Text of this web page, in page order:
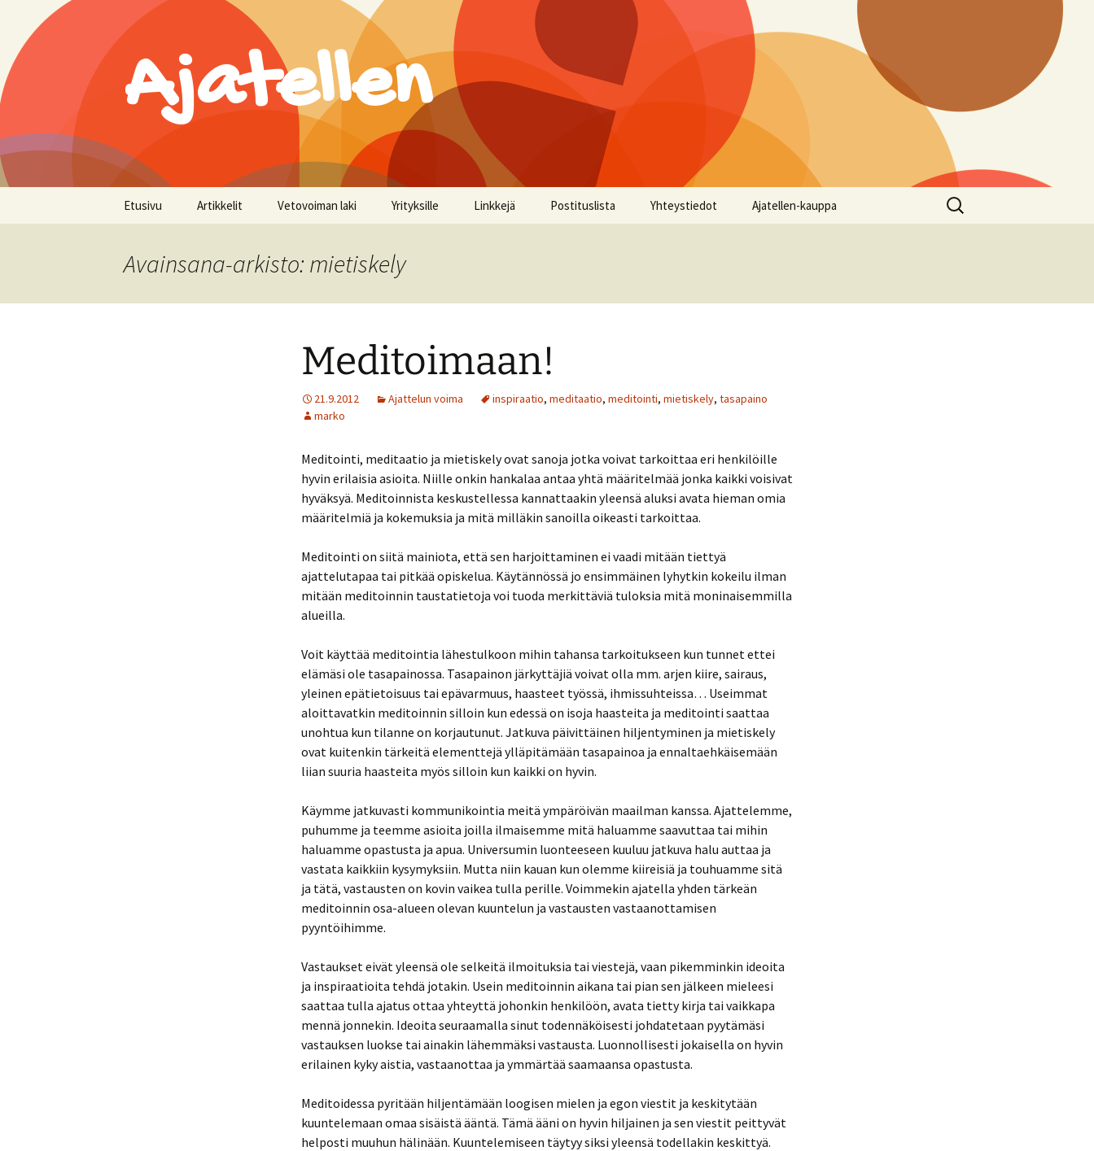
Ajatellen
Etusivu Artikkelit Vetovoiman laki Yrityksille Linkkejä Postituslista Yhteystiedot Ajatellen-kauppa
Haku:
Avainsana-arkisto: mietiskely
Meditoimaan!
21.9.2012 Ajattelun voima inspiraatio, meditaatio, meditointi, mietiskely, tasapaino
marko
Meditointi, meditaatio ja mietiskely ovat sanoja jotka voivat tarkoittaa eri henkilöille
hyvin erilaisia asioita. Niille onkin hankalaa antaa yhtä määritelmää jonka kaikki voisivat
hyväksyä. Meditoinnista keskustellessa kannattaakin yleensä aluksi avata hieman omia
määritelmiä ja kokemuksia ja mitä milläkin sanoilla oikeasti tarkoittaa.
Meditointi on siitä mainiota, että sen harjoittaminen ei vaadi mitään tiettyä
ajattelutapaa tai pitkää opiskelua. Käytännössä jo ensimmäinen lyhytkin kokeilu ilman
mitään meditoinnin taustatietoja voi tuoda merkittäviä tuloksia mitä moninaisemmilla
alueilla.
Voit käyttää meditointia lähestulkoon mihin tahansa tarkoitukseen kun tunnet ettei
elämäsi ole tasapainossa. Tasapainon järkyttäjiä voivat olla mm. arjen kiire, sairaus,
yleinen epätietoisuus tai epävarmuus, haasteet työssä, ihmissuhteissa… Useimmat
aloittavatkin meditoinnin silloin kun edessä on isoja haasteita ja meditointi saattaa
unohtua kun tilanne on korjautunut. Jatkuva päivittäinen hiljentyminen ja mietiskely
ovat kuitenkin tärkeitä elementtejä ylläpitämään tasapainoa ja ennaltaehkäisemään
liian suuria haasteita myös silloin kun kaikki on hyvin.
Käymme jatkuvasti kommunikointia meitä ympäröivän maailman kanssa. Ajattelemme,
puhumme ja teemme asioita joilla ilmaisemme mitä haluamme saavuttaa tai mihin
haluamme opastusta ja apua. Universumin luonteeseen kuuluu jatkuva halu auttaa ja
vastata kaikkiin kysymyksiin. Mutta niin kauan kun olemme kiireisiä ja touhuamme sitä
ja tätä, vastausten on kovin vaikea tulla perille. Voimmekin ajatella yhden tärkeän
meditoinnin osa-alueen olevan kuuntelun ja vastausten vastaanottamisen
pyyntöihimme.
Vastaukset eivät yleensä ole selkeitä ilmoituksia tai viestejä, vaan pikemminkin ideoita
ja inspiraatioita tehdä jotakin. Usein meditoinnin aikana tai pian sen jälkeen mieleesi
saattaa tulla ajatus ottaa yhteyttä johonkin henkilöön, avata tietty kirja tai vaikkapa
mennä jonnekin. Ideoita seuraamalla sinut todennäköisesti johdatetaan pyytämäsi
vastauksen luokse tai ainakin lähemmäksi vastausta. Luonnollisesti jokaisella on hyvin
erilainen kyky aistia, vastaanottaa ja ymmärtää saamaansa opastusta.
Meditoidessa pyritään hiljentämään loogisen mielen ja egon viestit ja keskitytään
kuuntelemaan omaa sisäistä ääntä. Tämä ääni on hyvin hiljainen ja sen viestit peittyvät
helposti muuhun hälinään. Kuuntelemiseen täytyy siksi yleensä todellakin keskittyä.